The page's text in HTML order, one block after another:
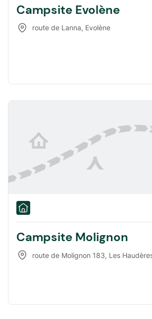
Campsite Evolène
route de Lanna, Evolène
Campsite Molignon
route de Molignon 183, Les